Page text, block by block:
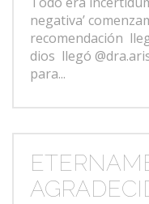
negativa’
recomendación
dios llegó
para...